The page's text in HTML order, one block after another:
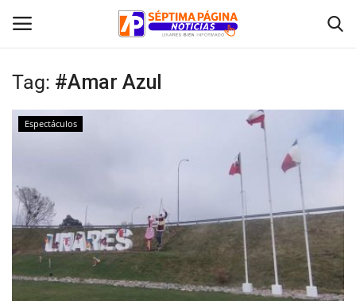
Inicio
Policial
Tribunales
Deporte
Tag: #Amar Azul
Espectáculos